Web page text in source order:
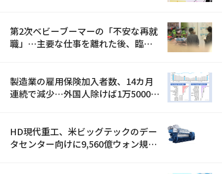
第2次ベビーブーマーの「不安な再就
職」…主要な仕事を離れた後、臨時
製造業の雇用保険加入者数、14カ月
連続で減少…外国人除けば1万5000人
HD現代重工、米ビッグテックのデー
タセンター向けに9,560億ウォン規模